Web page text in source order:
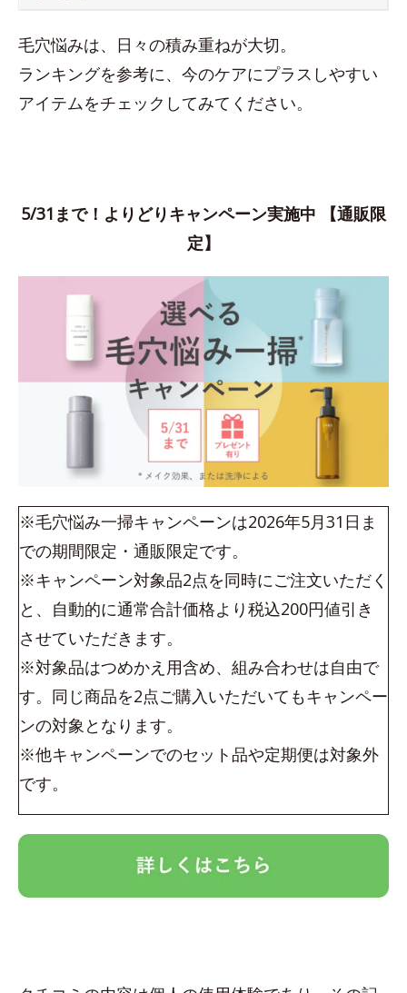
毛穴悩みは、日々の積み重ねが大切。
ランキングを参考に、今のケアにプラスしやすい
アイテムをチェックしてみてください。
5/31まで！よりどりキャンペーン実施中 【通販限
定】
※毛穴悩み一掃キャンペーンは2026年5月31日ま
での期間限定・通販限定です。
※キャンペーン対象品2点を同時にご注文いただく
と、自動的に通常合計価格より税込200円値引き
させていただきます。
※対象品はつめかえ用含め、組み合わせは自由で
す。同じ商品を2点ご購入いただいてもキャンペー
ンの対象となります。
※他キャンペーンでのセット品や定期便は対象外
です。